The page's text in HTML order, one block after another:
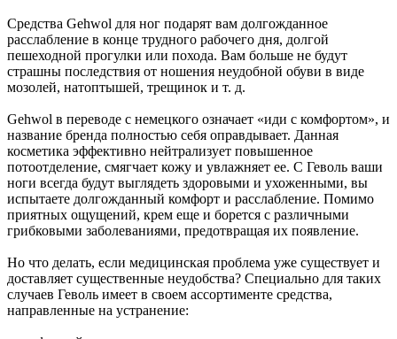
Средства Gehwol для ног подарят вам долгожданное
расслабление в конце трудного рабочего дня, долгой
пешеходной прогулки или похода. Вам больше не будут
страшны последствия от ношения неудобной обуви в виде
мозолей, натоптышей, трещинок и т. д.
Gehwol в переводе с немецкого означает «иди с комфортом», и
название бренда полностью себя оправдывает. Данная
косметика эффективно нейтрализует повышенное
потоотделение, смягчает кожу и увлажняет ее. С Геволь ваши
ноги всегда будут выглядеть здоровыми и ухоженными, вы
испытаете долгожданный комфорт и расслабление. Помимо
приятных ощущений, крем еще и борется с различными
грибковыми заболеваниями, предотвращая их появление.
Но что делать, если медицинская проблема уже существует и
доставляет существенные неудобства? Специально для таких
случаев Геволь имеет в своем ассортименте средства,
направленные на устранение: